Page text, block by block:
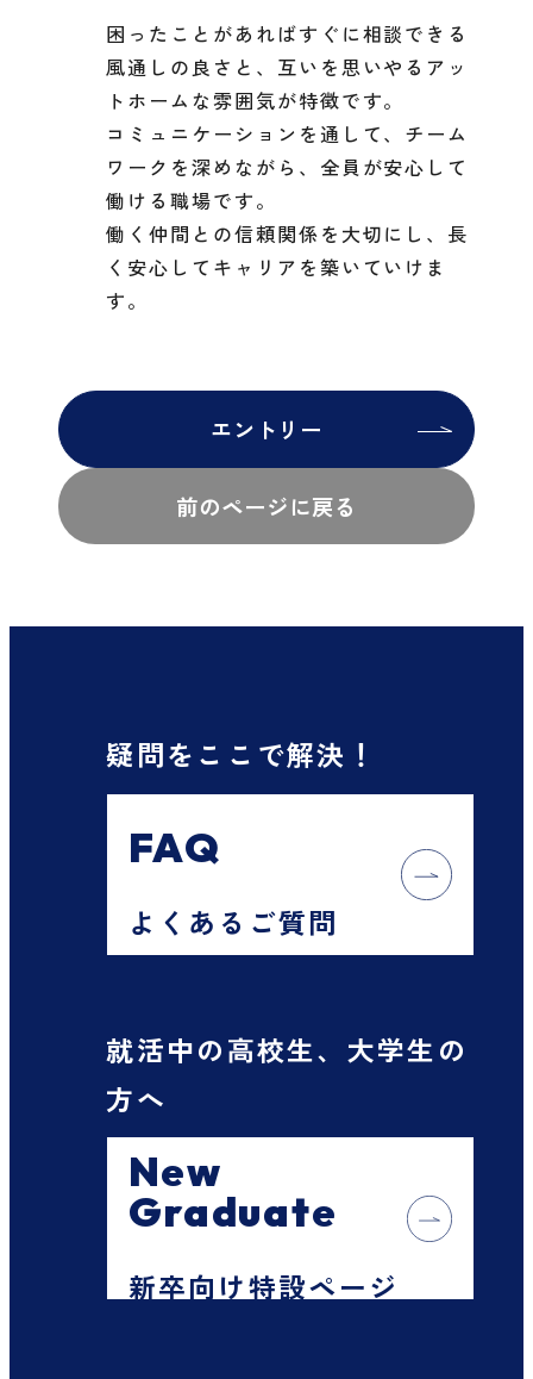
困ったことがあればすぐに相談できる
風通しの良さと、互いを思いやるアッ
トホームな雰囲気が特徴です。
コミュニケーションを通して、チーム
ワークを深めながら、全員が安心して
働ける職場です。
働く仲間との信頼関係を大切にし、長
く安心してキャリアを築いていけま
す。
前のページに戻る
エントリー
疑問をここで解決！
FAQ
よくあるご質問
就活中の高校生、大学生の
方へ
New
Graduate
新卒向け特設ページ